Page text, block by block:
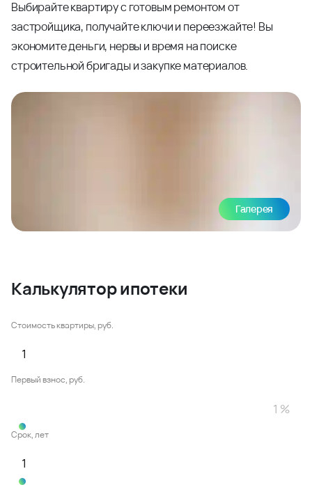
Выбирайте квартиру с готовым ремонтом от
застройщика, получайте ключи и переезжайте! Вы
экономите деньги, нервы и время на поиске
строительной бригады и закупке материалов.
Галерея
Калькулятор ипотеки
Стоимость квартиры, руб.
Первый взнос, руб.
Срок, лет